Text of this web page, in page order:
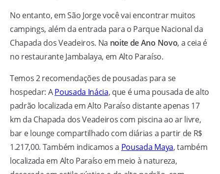
No entanto, em São Jorge você vai encontrar muitos
campings, além da entrada para o Parque Nacional da
Chapada dos Veadeiros. Na noite de Ano Novo, a ceia é
no restaurante Jambalaya, em Alto Paraíso.
Temos 2 recomendações de pousadas para se
hospedar: APousada Inácia, que é uma pousada de alto
padrão localizada em Alto Paraíso distante apenas 17
km da Chapada dos Veadeiros com piscina ao ar livre,
bar e lounge compartilhado com diárias a partir de R$
1.217,00. Também indicamos a Pousada Maya, também
localizada em Alto Paraíso em meio à natureza,